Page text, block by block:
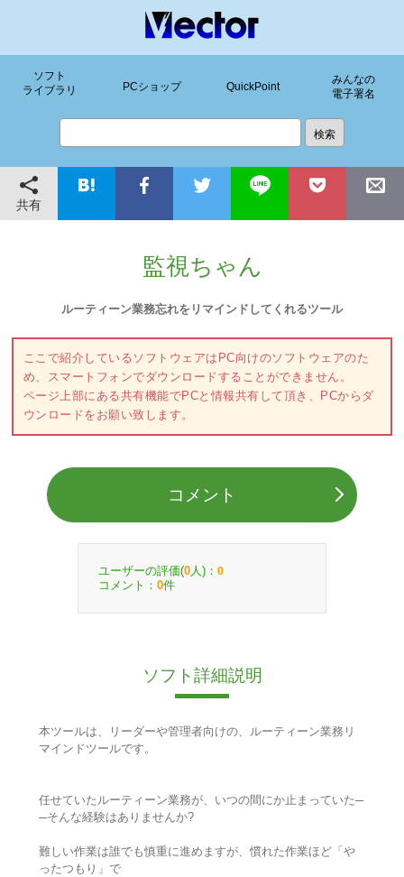
ソフト
ライブラリ
PCショップ QuickPoint
みんなの
電子署名
共有
監視ちゃん
ルーティーン業務忘れをリマインドしてくれるツール
ここで紹介しているソフトウェアはPC向けのソフトウェアのた
め、スマートフォンでダウンロードすることができません。
ページ上部にある共有機能でPCと情報共有して頂き、PCからダ
ウンロードをお願い致します。
コメント
ユーザーの評価(0 人)： 0
コメント： 0件
ソフト詳細説明
本ツールは、リーダーや管理者向けの、ルーティーン業務リ
マインドツールです。
任せていたルーティーン業務が、いつの間にか止まっていた─
─そんな経験はありませんか?
難しい作業は誰でも慎重に進めますが、慣れた作業ほど「や
ったつもり」で